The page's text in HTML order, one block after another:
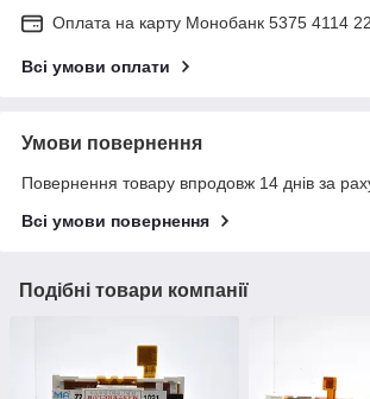
Оплата на карту Монобанк 5375 4114
Всі умови оплати
Умови повернення
Повернення товару впродовж 14 днів за
Всі умови повернення
Подібні товари компанії